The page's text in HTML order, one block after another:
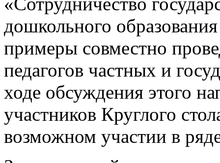
дошкольного
примеры совместно
педагогов частных и
ходе обсуждения этого
участников Круглого
возможном участии в